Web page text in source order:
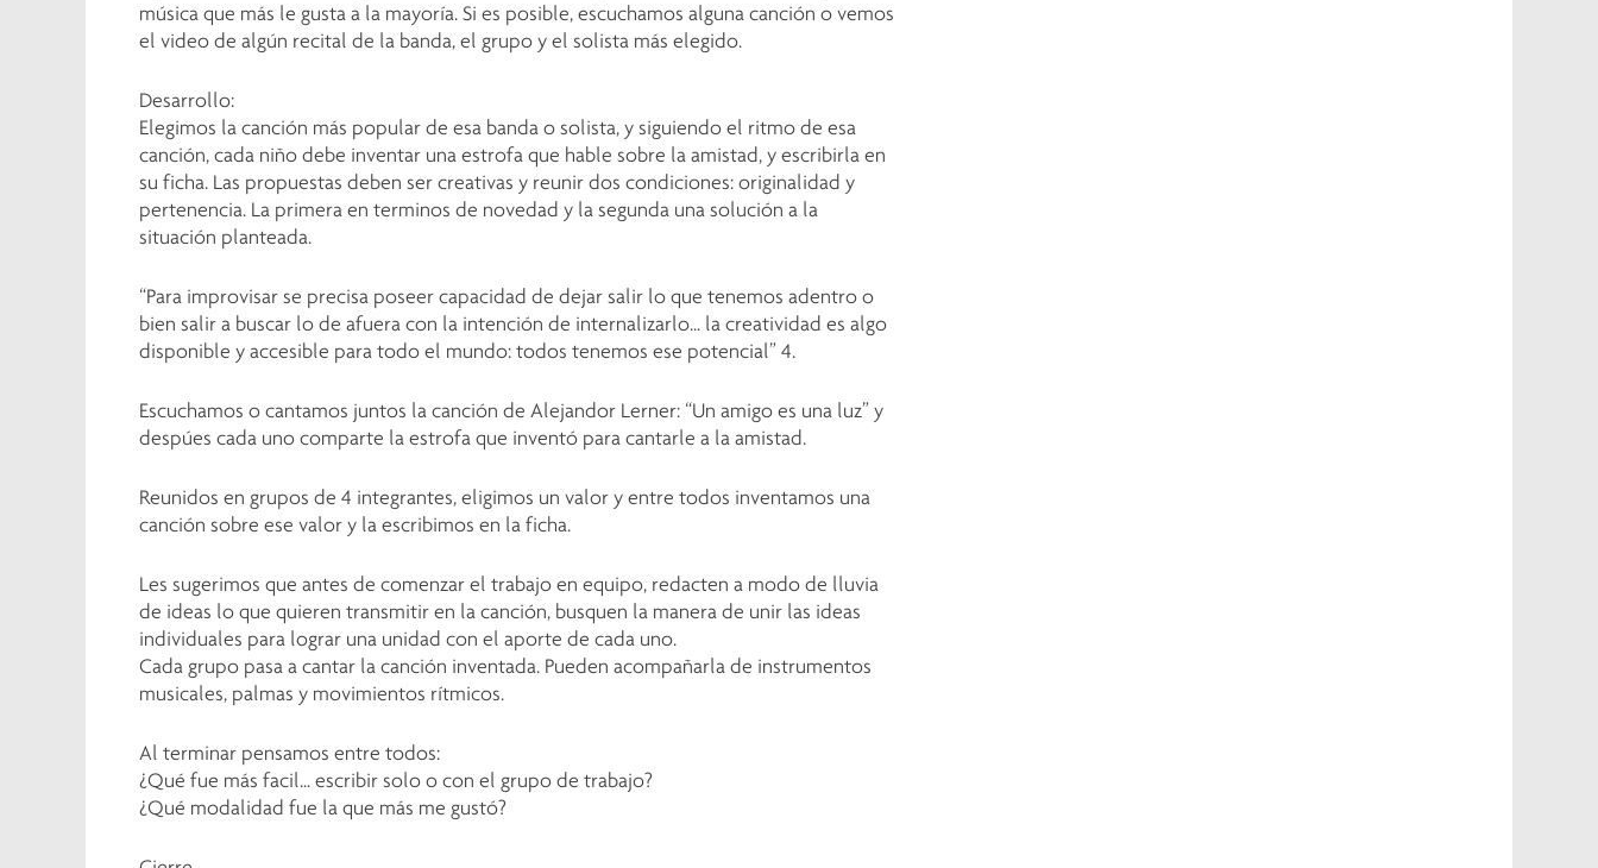
música que más le gusta a la mayoría. Si es posible, escuchamos alguna canción o vemos
el video de algún recital de la banda, el grupo y el solista más elegido.
Desarrollo:
Elegimos la canción más popular de esa banda o solista, y siguiendo el ritmo de esa
canción, cada niño debe inventar una estrofa que hable sobre la amistad, y escribirla en
su ficha. Las propuestas deben ser creativas y reunir dos condiciones: originalidad y
pertenencia. La primera en terminos de novedad y la segunda una solución a la
situación planteada.
“Para improvisar se precisa poseer capacidad de dejar salir lo que tenemos adentro o
bien salir a buscar lo de afuera con la intención de internalizarlo… la creatividad es algo
disponible y accesible para todo el mundo: todos tenemos ese potencial” 4.
Escuchamos o cantamos juntos la canción de Alejandor Lerner: “Un amigo es una luz” y
despúes cada uno comparte la estrofa que inventó para cantarle a la amistad.
Reunidos en grupos de 4 integrantes, eligimos un valor y entre todos inventamos una
canción sobre ese valor y la escribimos en la ficha.
Les sugerimos que antes de comenzar el trabajo en equipo, redacten a modo de lluvia
de ideas lo que quieren transmitir en la canción, busquen la manera de unir las ideas
individuales para lograr una unidad con el aporte de cada uno.
Cada grupo pasa a cantar la canción inventada. Pueden acompañarla de instrumentos
musicales, palmas y movimientos rítmicos.
Al terminar pensamos entre todos:
¿Qué fue más facil… escribir solo o con el grupo de trabajo?
¿Qué modalidad fue la que más me gustó?